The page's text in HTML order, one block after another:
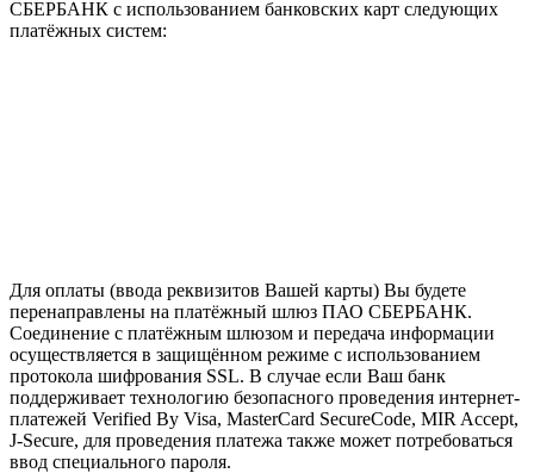
СБЕРБАНК с использованием банковских карт следующих
платёжных систем:
Для оплаты (ввода реквизитов Вашей карты) Вы будете
перенаправлены на платёжный шлюз ПАО СБЕРБАНК.
Соединение с платёжным шлюзом и передача информации
осуществляется в защищённом режиме с использованием
протокола шифрования SSL. В случае если Ваш банк
поддерживает технологию безопасного проведения интернет-
платежей Verified By Visa, MasterCard SecureCode, MIR Accept,
J-Secure, для проведения платежа также может потребоваться
ввод специального пароля.